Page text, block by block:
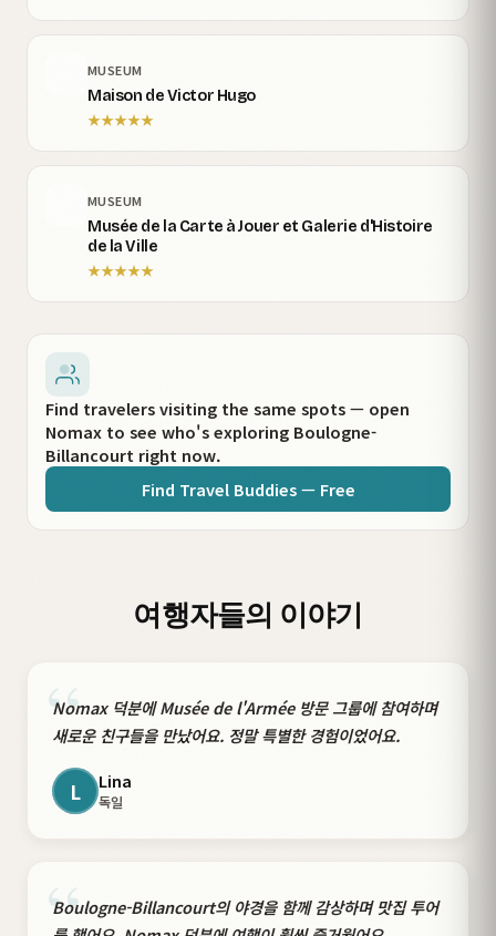
MUSEUM
Maison de Victor Hugo
★★★★★
MUSEUM
Musée de la Carte à Jouer et Galerie d'Histoire
de la Ville
★★★★★
Find travelers visiting the same spots — open
Nomax to see who's exploring Boulogne-
Billancourt right now.
Find Travel Buddies — Free
여행자들의 이야기
“
Nomax 덕분에 Musée de l'Armée 방문 그룹에 참여하며
새로운 친구들을 만났어요. 정말 특별한 경험이었어요.
L Lina
독일
“
Boulogne-Billancourt의 야경을 함께 감상하며 맛집 투어